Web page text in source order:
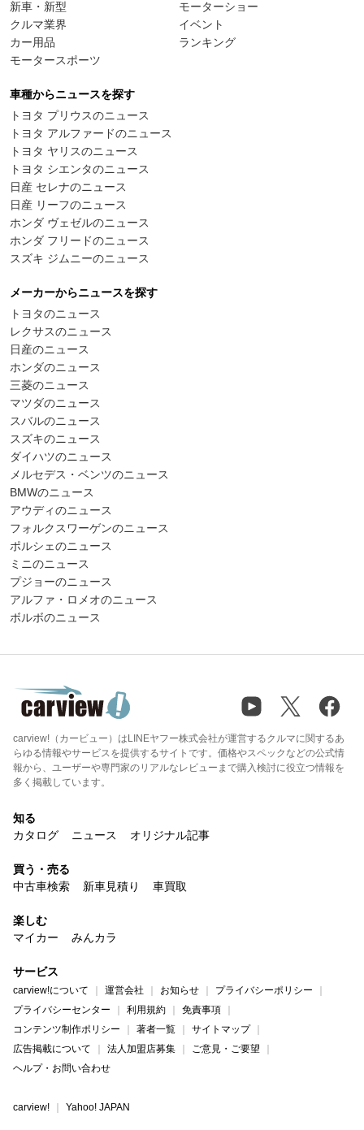
新車・新型
クルマ業界
カー用品
モータースポーツ
モーターショー
イベント
ランキング
車種からニュースを探す
トヨタ プリウスのニュース
トヨタ アルファードのニュース
トヨタ ヤリスのニュース
トヨタ シエンタのニュース
日産 セレナのニュース
日産 リーフのニュース
ホンダ ヴェゼルのニュース
ホンダ フリードのニュース
スズキ ジムニーのニュース
メーカーからニュースを探す
トヨタのニュース
レクサスのニュース
日産のニュース
ホンダのニュース
三菱のニュース
マツダのニュース
スバルのニュース
スズキのニュース
ダイハツのニュース
メルセデス・ベンツのニュース
BMWのニュース
アウディのニュース
フォルクスワーゲンのニュース
ポルシェのニュース
ミニのニュース
プジョーのニュース
アルファ・ロメオのニュース
ボルボのニュース
carview!（カービュー）はLINEヤフー株式会社が運営するクルマに関するあ
らゆる情報やサービスを提供するサイトです。価格やスペックなどの公式情
報から、ユーザーや専門家のリアルなレビューまで購入検討に役立つ情報を
多く掲載しています。
知る
カタログ
ニュース オリジナル記事
買う・売る
中古車検索
新車見積り 車買取
楽しむ
マイカー
みんカラ
サービス
carview!について 運営会社 お知らせ
プライバシーポリシー
プライバシーセンター
利用規約
免責事項
コンテンツ制作ポリシー
著者一覧
サイトマップ
広告掲載について
法人加盟店募集
ご意見・ご要望
ヘルプ・お問い合わせ
carview! Yahoo! JAPAN